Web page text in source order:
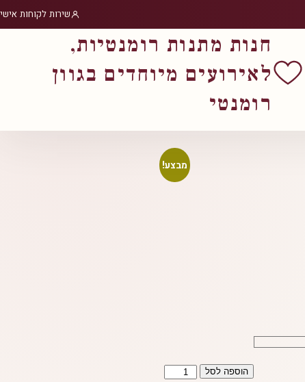
שירות לקוחות אישי
חנות מתנות רומנטיות,
לאירועים מיוחדים בגוון
רומנטי
מבצע!
כמות
הוספה לסל